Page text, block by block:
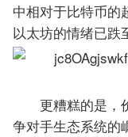
中相对于比特币的
以太坊的情绪已跌
更糟糕的是，
争对手生态系统的